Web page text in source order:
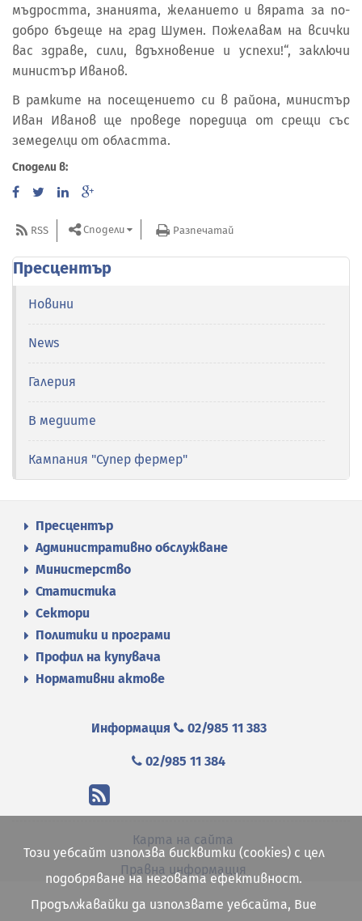
мъдростта, знанията, желанието и вярата за по-
добро бъдеще на град Шумен. Пожелавам на всички
вас здраве, сили, вдъхновение и успехи!“, заключи
министър Иванов.
В рамките на посещението си в района, министър
Иван Иванов ще проведе поредица от срещи със
земеделци от областта.
Сподели в:
RSS Сподели Разпечатай
Пресцентър
Новини
News
Галерия
В медиите
Кампания "Супер фермер"
Пресцентър
Административно обслужване
Министерство
Статистика
Сектори
Политики и програми
Профил на купувача
Нормативни актове
Информация 02/985 11 383
02/985 11 384
Карта на сайта
Правна информация
Този уебсайт използва бисквитки (cookies) с цел
подобряване на неговата ефективност.
Продължавайки да използвате уебсайта, Вие